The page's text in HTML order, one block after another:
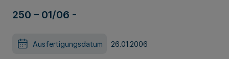
250 – 01/06 -
Ausfertigungsdatum 26.01.2006